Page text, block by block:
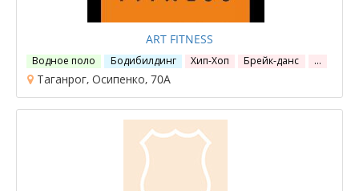
ART FITNESS
Водное поло Бодибилдинг Хип-Хоп Брейк-данс …
Таганрог, Осипенко, 70А